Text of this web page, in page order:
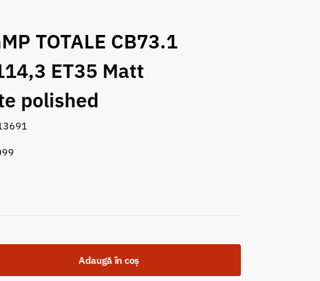
TOTALE CB73.1
ET35 Matt
polished
Adaugă în coș